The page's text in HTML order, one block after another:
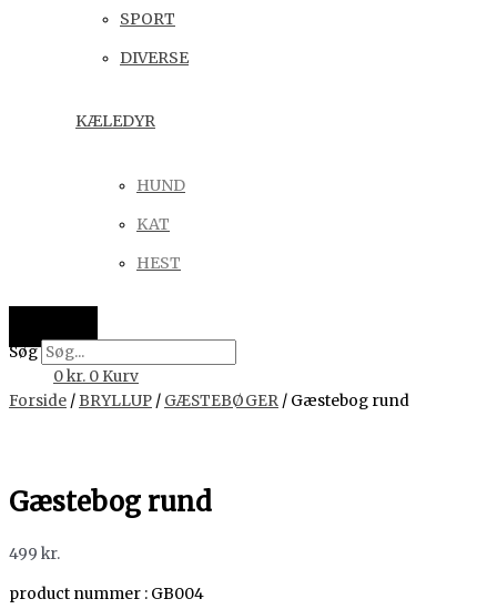
SPORT
DIVERSE
KÆLEDYR
HUND
KAT
HEST
Søg
0kr. 0 Kurv
Forside / BRYLLUP / GÆSTEBØGER / Gæstebog rund
Gæstebog rund
499 kr.
product nummer : GB004